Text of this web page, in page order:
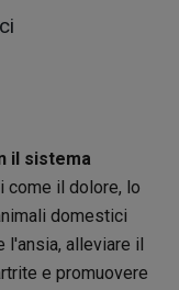
il sistema
come il dolore, lo
domestici
l'ansia, alleviare il
e promuovere